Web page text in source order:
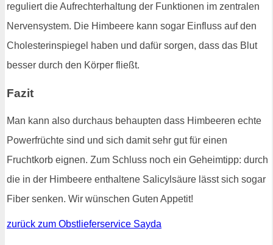
reguliert die Aufrechterhaltung der Funktionen im zentralen
Nervensystem. Die Himbeere kann sogar Einfluss auf den
Cholesterinspiegel haben und dafür sorgen, dass das Blut
besser durch den Körper fließt.
Fazit
Man kann also durchaus behaupten dass Himbeeren echte
Powerfrüchte sind und sich damit sehr gut für einen
Fruchtkorb eignen. Zum Schluss noch ein Geheimtipp: durch
die in der Himbeere enthaltene Salicylsäure lässt sich sogar
Fiber senken. Wir wünschen Guten Appetit!
zurück zum Obstlieferservice Sayda